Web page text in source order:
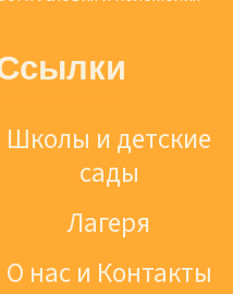
Школы и детские
сады
Лагеря
О нас и Контакты